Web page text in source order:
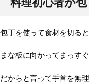
料理初心者が
包丁を使って食材を切る
まな板に向かってまっす
だからと言って手首を無